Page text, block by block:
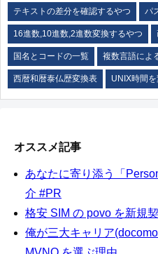
テキストの差分を確認するやつ パ
16進数,10進数,2進数変換するやつ
国名とコードの一覧 複数言語によ
西暦和暦泰仏歴変換表 UNIX時間
オススメ記事
あなたに寄り添う「
介 #PR
格安 SIM の povo を新規
俺が三大キャリア